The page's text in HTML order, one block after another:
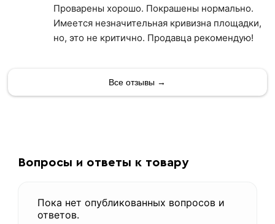
Проварены хорошо. Покрашены нормально.
Имеется незначительная кривизна площадки,
но, это не критично. Продавца рекомендую!
Все отзывы →
Вопросы и ответы к товару
Пока нет опубликованных вопросов и
ответов.